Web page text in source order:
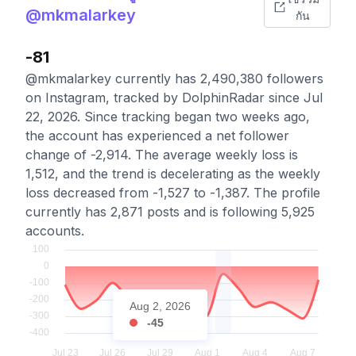
@mkmalarkey
กัน
-81
@mkmalarkey currently has 2,490,380 followers
on Instagram, tracked by DolphinRadar since Jul
22, 2026. Since tracking began two weeks ago,
the account has experienced a net follower
change of -2,914. The average weekly loss is
1,512, and the trend is decelerating as the weekly
loss decreased from -1,527 to -1,387. The profile
currently has 2,871 posts and is following 5,925
accounts.
Aug 2, 2026
-45